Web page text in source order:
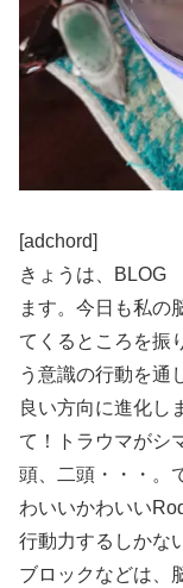
[adchord]
きょうは、BLOG
ます。今日も私の
てくるところを振
う意識の行動を通
良い方向に進化し
て！トラウマがシ
頭、二頭・・・。
わいいかわいい
行動力するしかな
ブロックなどは、